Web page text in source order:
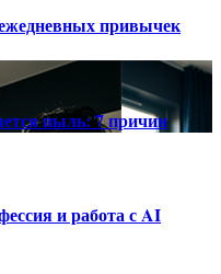
привычек
пыль: 7 причин
и работа с AI